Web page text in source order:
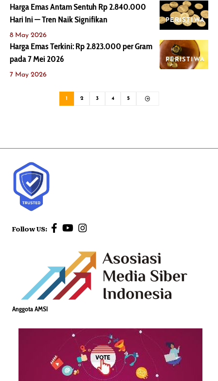
PERISTIWA
Harga Emas Antam Sentuh Rp 2.840.000
Hari Ini — Tren Naik Signifikan
8 May 2026
PERISTIWA
Harga Emas Terkini: Rp 2.823.000 per Gram
pada 7 Mei 2026
7 May 2026
1 2 3 4 5
Follow US:
Anggota AMSI